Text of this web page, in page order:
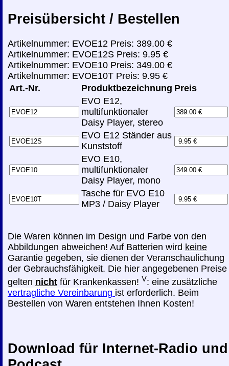
Preisübersicht / Bestellen
Artikelnummer: EVOE12 Preis: 389.00 €
Artikelnummer: EVOE12S Preis: 9.95 €
Artikelnummer: EVOE10 Preis: 349.00 €
Artikelnummer: EVOE10T Preis: 9.95 €
Art.-Nr.
Produktbezeichnung Preis
EVO E12,
multifunktionaler
Daisy Player, stereo
EVO E12 Ständer aus
Kunststoff
EVO E10,
multifunktionaler
Daisy Player, mono
Tasche für EVO E10
MP3 / Daisy Player
Die Waren können im Design und Farbe von den
Abbildungen abweichen! Auf Batterien wird keine
Garantie gegeben, sie dienen der Veranschaulichung
der Gebrauchsfähigkeit. Die hier angegebenen Preise
gelten nicht für Krankenkassen! V: eine zusätzliche
vertragliche Vereinbarung ist erforderlich. Beim
Bestellen von Waren entstehen Ihnen Kosten!
Download für Internet-Radio und